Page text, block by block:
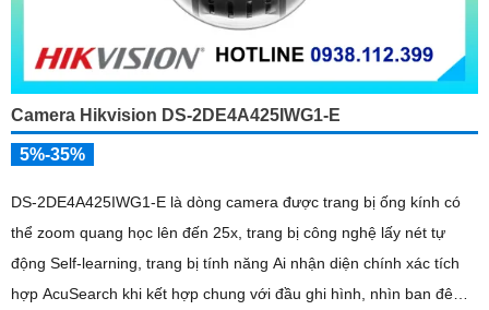
Camera Hikvision DS-2DE4A425IWG1-E
5%-35%
DS-2DE4A425IWG1-E là dòng camera được trang bị ống kính có
thể zoom quang học lên đến 25x, trang bị công nghệ lấy nét tự
động Self-learning, trang bị tính năng Ai nhận diện chính xác tích
hợp AcuSearch khi kết hợp chung với đầu ghi hình, nhìn ban đêm